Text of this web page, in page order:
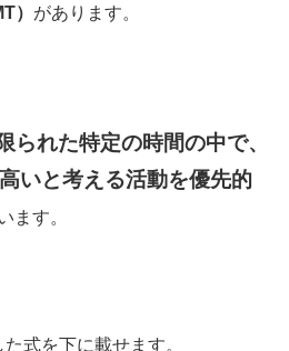
） があります。
られた特定の時間の中で、
いと考える活動を優先的
ます。
式を下に載せます。